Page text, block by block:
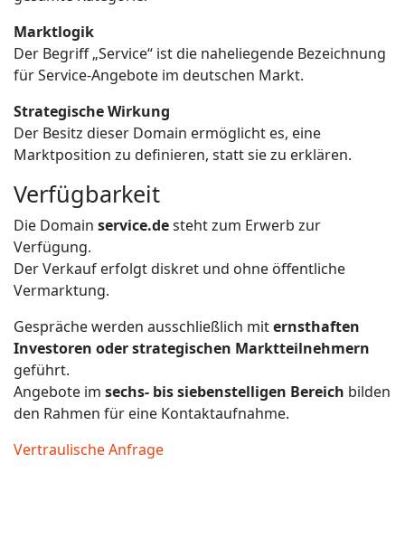
Marktlogik
Der Begriff „Service“ ist die naheliegende Bezeichnung
für Service-Angebote im deutschen Markt.
Strategische Wirkung
Der Besitz dieser Domain ermöglicht es, eine
Marktposition zu definieren, statt sie zu erklären.
Verfügbarkeit
Die Domain service.desteht zum Erwerb zur
Verfügung.
Der Verkauf erfolgt diskret und ohne öffentliche
Vermarktung.
Gespräche werden ausschließlich miternsthaften
Investoren oder strategischen Marktteilnehmern
geführt.
Angebote im sechs- bis siebenstelligen Bereich bilden
den Rahmen für eine Kontaktaufnahme.
Vertraulische Anfrage